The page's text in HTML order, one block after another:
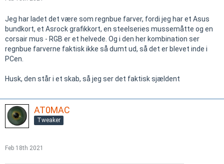
Jeg har ladet det være som regnbue farver, fordi jeg har et Asus
bundkort, et Asrock grafikkort, en steelseries mussemåtte og en
corsair mus - RGB er et helvede. Og i den her kombination ser
regnbue farverne faktisk ikke så dumt ud, så det er blevet inde i
PCen.
Husk, den står i et skab, så jeg ser det faktisk sjældent
AT0MAC
Tweaker
Feb 18th 2021